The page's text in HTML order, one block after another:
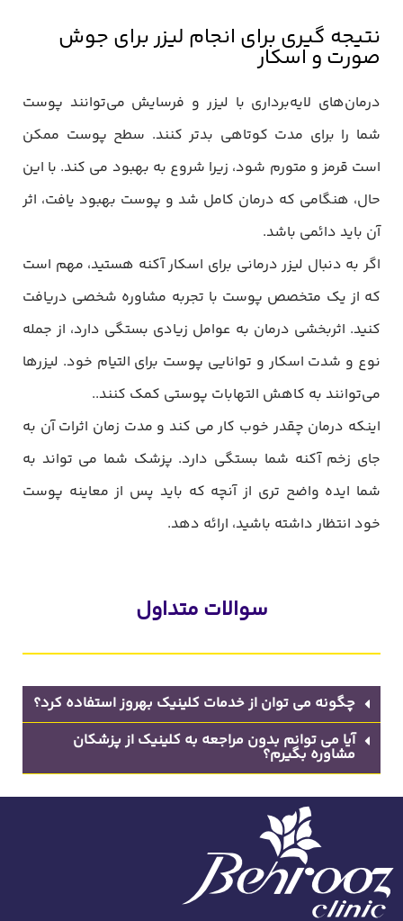
نتیجه گیری برای انجام لیزر برای جوش
صورت و اسکار
درمان‌های لایه‌برداری با لیزر و فرسایش می‌توانند پوست
شما را برای مدت کوتاهی بدتر کنند. سطح پوست ممکن
است قرمز و متورم شود، زیرا شروع به بهبود می کند. با این
حال، هنگامی که درمان کامل شد و پوست بهبود یافت، اثر
آن باید دائمی باشد.
اگر به دنبال لیزر درمانی برای اسکار آکنه هستید، مهم است
که از یک متخصص پوست با تجربه مشاوره شخصی دریافت
کنید. اثربخشی درمان به عوامل زیادی بستگی دارد، از جمله
نوع و شدت اسکار و توانایی پوست برای التیام خود. لیزرها
می‌توانند به کاهش التهابات پوستی کمک کنند..
اینکه درمان چقدر خوب کار می کند و مدت زمان اثرات آن به
جای زخم آکنه شما بستگی دارد. پزشک شما می تواند به
شما ایده واضح تری از آنچه که باید پس از معاینه پوست
خود انتظار داشته باشید، ارائه دهد.
سوالات متداول
چگونه می توان از خدمات کلینیک بهروز استفاده کرد؟
آیا می توانم بدون مراجعه به کلینیک از پزشکان
مشاوره بگیرم؟